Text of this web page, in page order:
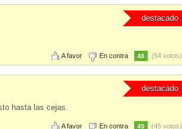
destacado
A favor En contra 48 (54 votos)
destacado
hasta las cejas.
A favor En contra 45 (45 votos)